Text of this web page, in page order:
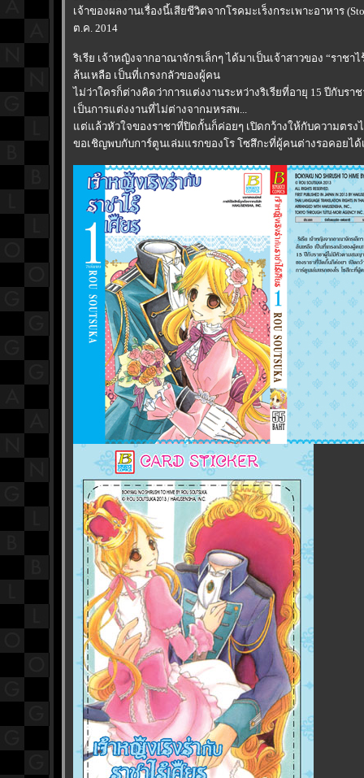
เจ้าของผลงานเรื่องนี้เสียชีวิตจากโรคมะเร็งกระเพาะอาหาร
ต.ค. 2014
ริเรีย เจ้าหญิงจากอาณาจักรเล็กๆ ได้มาเป็นเจ้าสาวของ “ราชา
ล้นเหลือ เป็นที่เกรงกลัวของผู้คน
ไม่ว่าใครก็ต่างคิดว่าการแต่งงานระหว่างริเรียที่อายุ 15 ปีกับร
เป็นการแต่งงานที่ไม่ต่างจากมหรสพ...
ต่แล้วหัวใจของราชาที่ปิดกั้นก็ค่อยๆ เปิดกว้างให้กับความตรงไ
ขอเชิญพบกับการ์ตูนเล่มแรกของโร โซสึกะที่ผู้คนต่างรอคอยได้